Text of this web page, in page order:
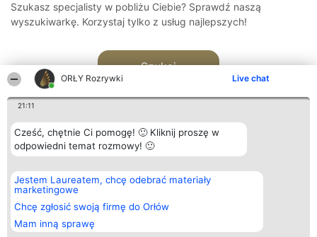
ORŁY Rozrywki Live chat
21:11
Cześć, chętnie Ci pomogę! 🙂 Kliknij proszę w
odpowiedni temat rozmowy! 🙂
Jestem Laureatem, chcę odebrać materiały
marketingowe
Chcę zgłosić swoją firmę do Orłów
Mam inną sprawę
Szukasz specjalisty w pobliżu Ciebie? Sprawdź naszą
wyszukiwarkę. Korzystaj tylko z usług najlepszych!
Szukaj
Organizator plebiscytu
Bright Side Solutions sp. z o.
o. sp. k.
ul. Ruska 22
Wrocław 50-079
KRS 0000749100 | Regon
381313360 | NIP 8943132676
Plebiscyt
Laureaci
wszystkich
Laureatów
Regulamin
Kontakt
Kontakt